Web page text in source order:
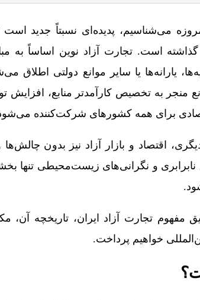
می‌شناسیم، پدیده‌ای نسبتاً جدید است
است. تجارت آزاد نوین اساساً به
یارانه‌ها یا سایر موانع دولتی اطلاق
به تخصیص کارآمدتر منابع، افزایش
برای همه کشورهای شرکت‌کننده
اقتصاد و بازار آزاد نیز بدون
و نگرانی‌های زیست‌محیطی تنها
مفهوم تجارت آزاد ایران، تاریخچه آن،
خواهیم پرداخت.